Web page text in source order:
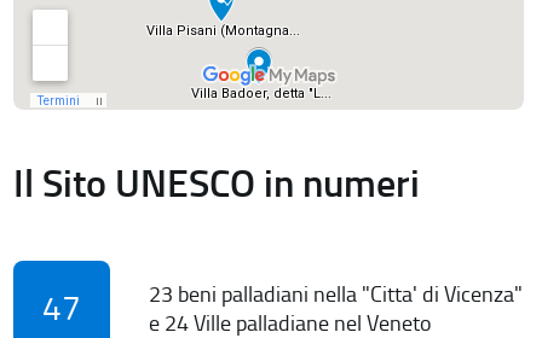
Il Sito UNESCO in numeri
47
23 beni palladiani nella "Citta' di Vicenza"
e 24 Ville palladiane nel Veneto